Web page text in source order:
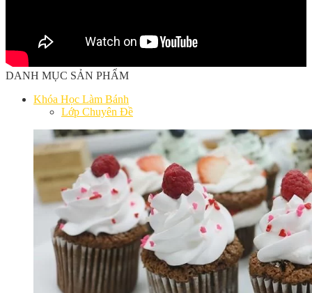
DANH MỤC SẢN PHẨM
Khóa Học Làm Bánh
Lớp Chuyên Đề